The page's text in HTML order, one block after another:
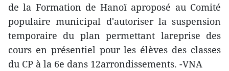
de la Formation de Hanoï aproposé au Comité
populaire municipal d'autoriser la suspension
temporaire du plan permettant lareprise des
cours en présentiel pour les élèves des classes
du CP à la 6e dans 12arrondissements. -VNA